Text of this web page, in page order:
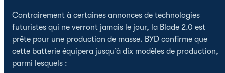
Contrairement à certaines annonces de technologies
futuristes qui ne verront jamais le jour, la Blade 2.0 est
prête pour une production de masse. BYD confirme que
cette batterie équipera jusqu’à dix modèles de production,
parmi lesquels :